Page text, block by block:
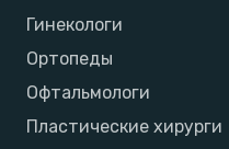
Гинекологи
Ортопеды
Офтальмологи
Пластические хирурги